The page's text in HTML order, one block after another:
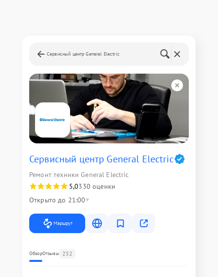
Сервисный центр General Electric
Сервисный центр General Electric
Ремонт техники General Electric
5,0330 оценки
Открыто до 21:00
Маршрут
ОбзорОтзывы 252